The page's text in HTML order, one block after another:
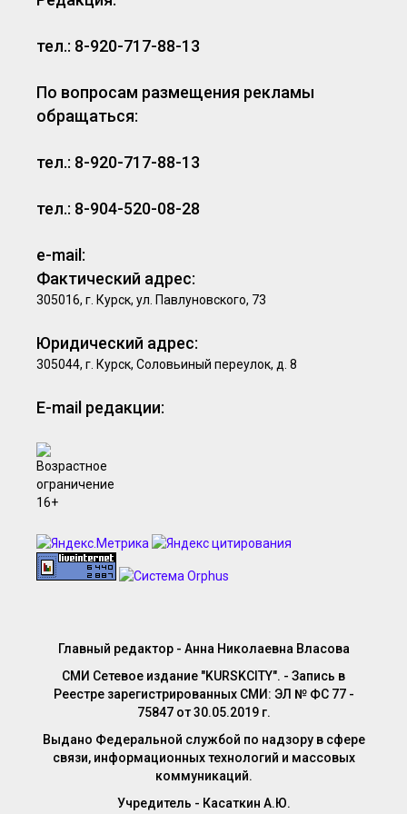
тел.: 8-920-717-88-13
По вопросам размещения рекламы
обращаться:
тел.: 8-920-717-88-13
тел.: 8-904-520-08-28
e-mail:
Фактический адрес:
305016, г. Курск, ул. Павлуновского, 73
Юридический адрес:
305044, г. Курск, Соловьиный переулок, д. 8
E-mail редакции:
Главный редактор - Анна Николаевна Власова
СМИ Сетевое издание "KURSKCITY". - Запись в
Реестре зарегистрированных СМИ: ЭЛ № ФС 77 -
75847 от 30.05.2019 г.
Выдано Федеральной службой по надзору в сфере
связи, информационных технологий и массовых
коммуникаций.
Учредитель - Касаткин А.Ю.